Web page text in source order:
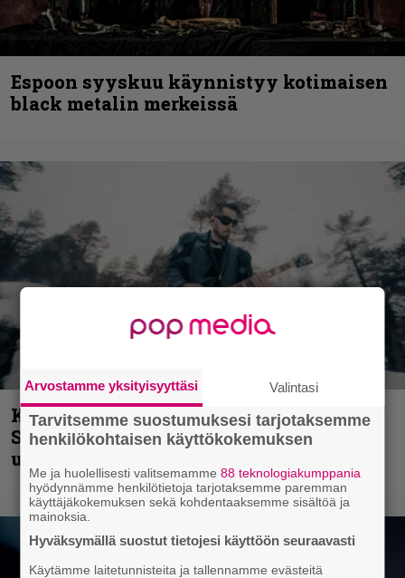
Espoon syyskuu käynnistyy kotimaisen
black metalin merkeissä
Kunnianosoitus hyiselle Pohjolalle –
Shining hyppäsi keskelle kinoksia
uudella videollaan
Arvostamme yksityisyyttäsi Valintasi
Tarvitsemme suostumuksesi tarjotaksemme
henkilökohtaisen käyttökokemuksen
Me ja huolellisesti valitsemamme88 teknologiakumppania
hyödynnämme henkilötietoja tarjotaksemme paremman
käyttäjäkokemuksen sekä kohdentaaksemme sisältöä ja
mainoksia.
Hyväksymällä suostut tietojesi käyttöön seuraavasti
Käytämme laitetunnisteita ja tallennamme evästeitä